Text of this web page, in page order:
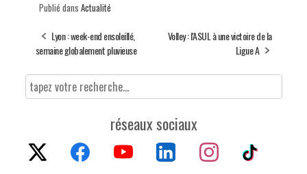
Publié dans Actualité
Lyon : week-end ensoleillé,
semaine globalement pluvieuse
Volley : l'ASUL à une victoire de la
Ligue A
réseaux sociaux